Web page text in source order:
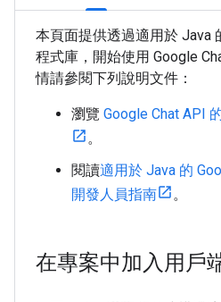
本頁面提供透過適用於 Java
程式庫，開始使用 Google
情請參閱下列說明文件：
瀏覽 Google Chat API
。
閱讀適用於 Java 的
開發人員指南
。
在專案中加入用戶